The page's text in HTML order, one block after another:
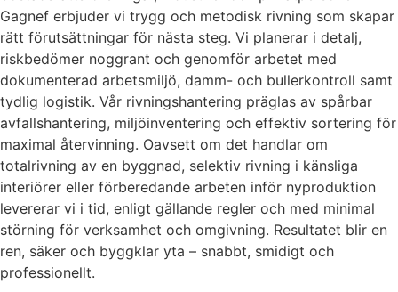
Gagnef erbjuder vi trygg och metodisk rivning som skapar
rätt förutsättningar för nästa steg. Vi planerar i detalj,
riskbedömer noggrant och genomför arbetet med
dokumenterad arbetsmiljö, damm- och bullerkontroll samt
tydlig logistik. Vår rivningshantering präglas av spårbar
avfallshantering, miljöinventering och effektiv sortering för
maximal återvinning. Oavsett om det handlar om
totalrivning av en byggnad, selektiv rivning i känsliga
interiörer eller förberedande arbeten inför nyproduktion
levererar vi i tid, enligt gällande regler och med minimal
störning för verksamhet och omgivning. Resultatet blir en
ren, säker och byggklar yta – snabbt, smidigt och
professionellt.